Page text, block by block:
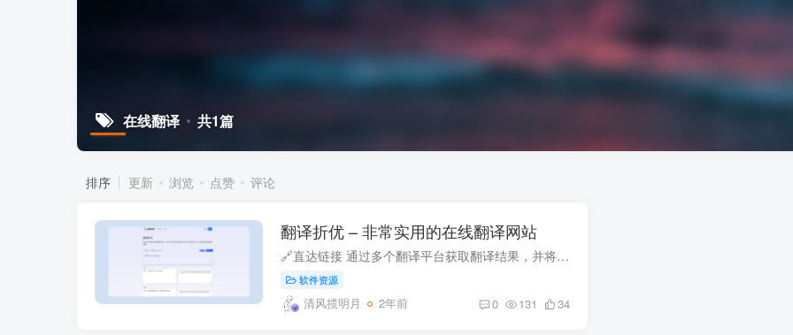
在线翻译 共1篇
排序 更新 浏览 点赞 评论
翻译折优 – 非常实用的在线翻译网站
🔗直达链接 通过多个翻译平台获取翻译结果，并将译文的回译结果与输入的原文内容进行对比，选择相对最优的翻译结果 翻译：“人间四月芳菲尽，山寺桃花始盛开”的时候，有道的翻译把我整笑了，各...
软件资源
清风揽明月 2年前 0 131 34